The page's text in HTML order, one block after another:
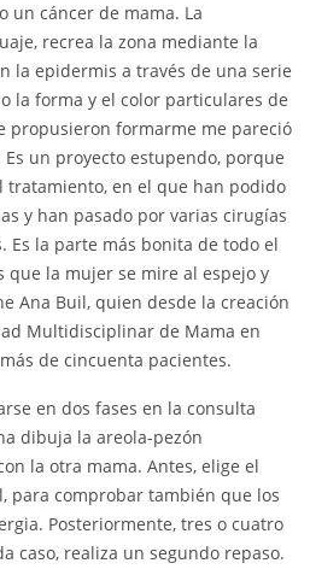
un cáncer de mama. La
recrea la zona mediante la
la epidermis a través de una serie
la forma y el color particulares de
propusieron formarme me pareció
un proyecto estupendo, porque
en el que han podido
y han pasado por varias cirugías
Es la parte más bonita de todo el
que la mujer se mire al espejo y
Ana Buil, quien desde la creación
Multidisciplinar de Mama en
de cincuenta pacientes.
en dos fases en la consulta
dibuja la areola-pezón
la otra mama. Antes, elige el
para comprobar también que los
Posteriormente, tres o cuatro
caso, realiza un segundo repaso.